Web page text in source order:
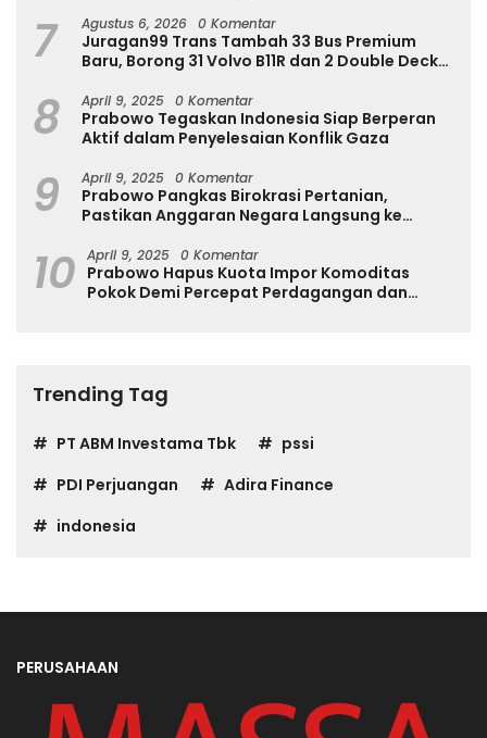
7 Agustus 6, 2026 0 Komentar
Juragan99 Trans Tambah 33 Bus Premium
Baru, Borong 31 Volvo B11R dan 2 Double Decker
8 April 9, 2025 0 Komentar
Prabowo Tegaskan Indonesia Siap Berperan
Aktif dalam Penyelesaian Konflik Gaza
9 April 9, 2025 0 Komentar
Prabowo Pangkas Birokrasi Pertanian,
Pastikan Anggaran Negara Langsung ke
10 April 9, 2025 0 Komentar
Prabowo Hapus Kuota Impor Komoditas
Pokok Demi Percepat Perdagangan dan
Trending Tag
PT ABM Investama Tbk
pssi
PDI Perjuangan
Adira Finance
indonesia
PERUSAHAAN